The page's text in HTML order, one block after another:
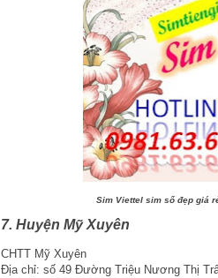
Sim Viettel sim số đẹp giá
7. Huyện Mỹ Xuyên
CHTT Mỹ Xuyên
Địa chỉ: số 49 Đường Triệu Nương Thị